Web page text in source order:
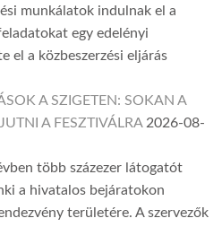
munkálatok indulnak el a
egy edelényi
el a közbeszerzési eljárás
A SZIGETEN: SOKAN A
A FESZTIVÁLRA 2026-08-
több százezer látogatót
a hivatalos bejáratokon
területére. A szervezők